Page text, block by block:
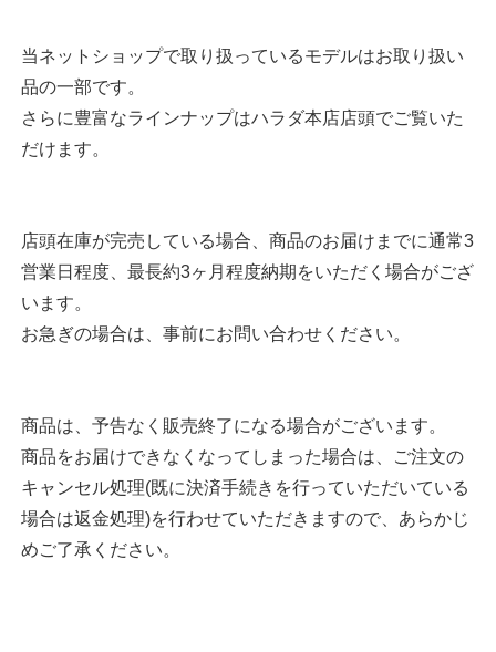
当ネットショップで取り扱っているモデルはお取り扱い
品の一部です。
さらに豊富なラインナップはハラダ本店店頭でご覧いた
だけます。
店頭在庫が完売している場合、商品のお届けまでに通常3
営業日程度、最長約3ヶ月程度納期をいただく場合がござ
います。
お急ぎの場合は、事前にお問い合わせください。
商品は、予告なく販売終了になる場合がございます。
商品をお届けできなくなってしまった場合は、ご注文の
キャンセル処理(既に決済手続きを行っていただいている
場合は返金処理)を行わせていただきますので、あらかじ
めご了承ください。